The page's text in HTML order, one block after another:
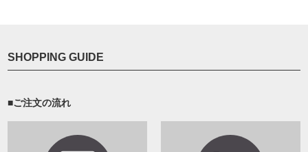
SHOPPING GUIDE
■ご注文の流れ